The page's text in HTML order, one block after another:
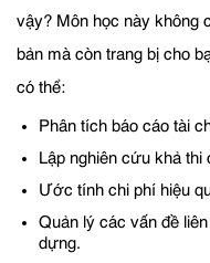
vậy? Môn học này không
bản mà còn trang bị cho
có thể:
Phân tích báo cáo tài
Lập nghiên cứu khả thi
Ước tính chi phí hiệu
Quản lý các vấn đề
dựng.